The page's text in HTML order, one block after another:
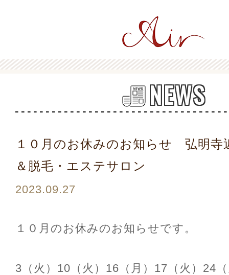
NEWS
１０月のお休みのお知らせ 弘明寺
＆脱毛・エステサロン
2023.09.27
１０月のお休みのお知らせです。
3（火）10（火）16（月）17（火）24